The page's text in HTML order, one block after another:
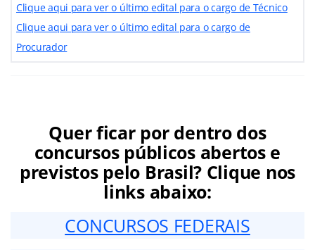
Clique aqui para ver o último edital para o cargo de Técnico
Clique aqui para ver o último edital para o cargo de
Procurador
Quer ficar por dentro dos
concursos públicos abertos e
previstos pelo Brasil? Clique nos
links abaixo:
CONCURSOS FEDERAIS